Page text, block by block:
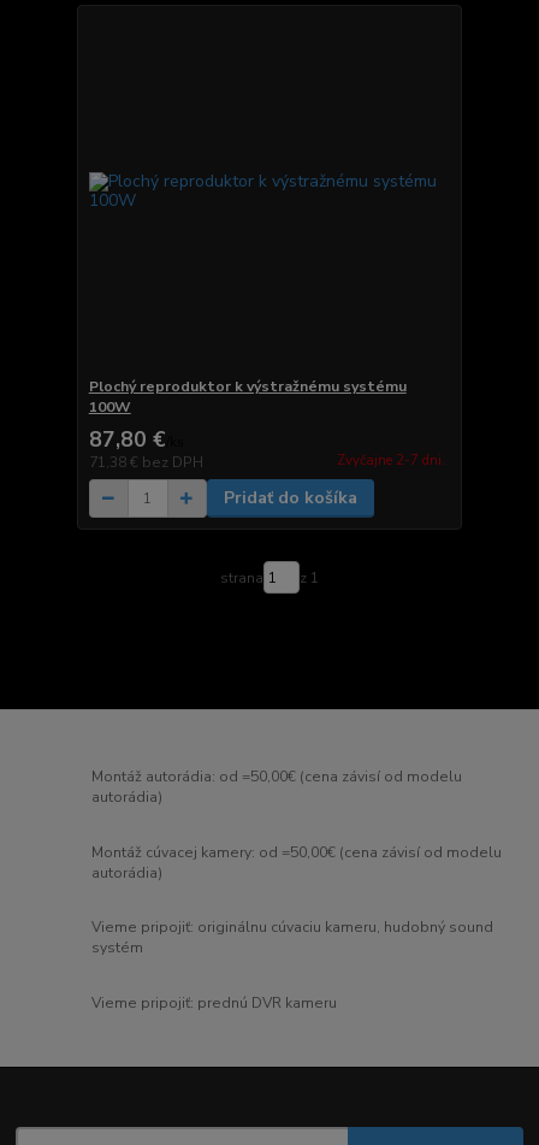
Plochý reproduktor k výstražnému systému
100W
87,80 €
71,38 € bez DPH Zvyčajne 2-7 dni.
Pridať do košíka
strana z 1
Montáž autorádia: od =50,00€ (cena závisí od modelu
autorádia)
Montáž cúvacej kamery: od =50,00€ (cena závisí od modelu
autorádia)
Vieme pripojiť: originálnu cúvaciu kameru, hudobný sound
systém
Vieme pripojiť: prednú DVR kameru